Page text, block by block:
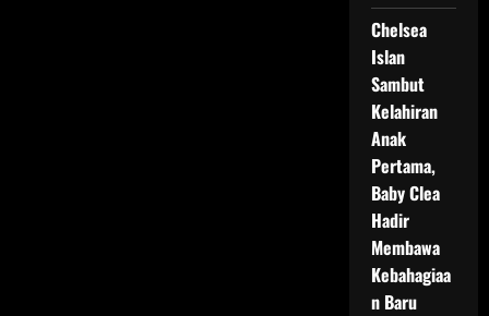
Chelsea
Islan
Sambut
Kelahiran
Anak
Pertama,
Baby Clea
Hadir
Membawa
Kebahagiaa
n Baru